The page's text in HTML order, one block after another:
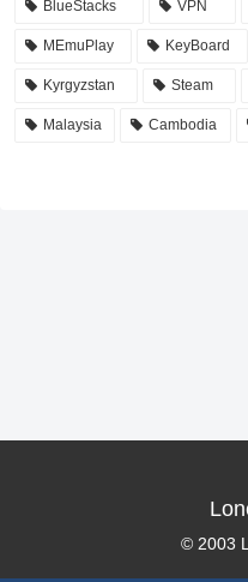
BlueStacks VPN
MEmuPlay KeyBoard
Kyrgyzstan Steam
Malaysia Cambodia
© 2003